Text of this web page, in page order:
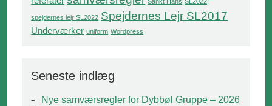
Sankt Hans SL2022;
spejdernes lejr SL2022 Spejdernes Lejr SL2017
Underværker uniform Wordpress
Seneste indlæg
Nye samværsregler for Dybbøl Gruppe – 2026